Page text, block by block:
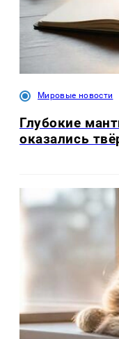
Мировые новости
Глубокие
оказались